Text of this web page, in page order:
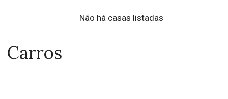
Não há casas listadas
Carros